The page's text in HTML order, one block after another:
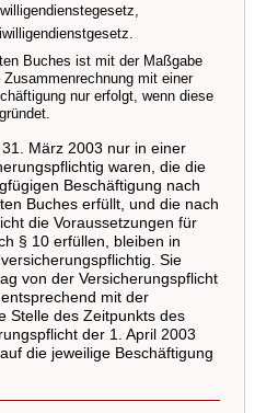
Buches ist mit der Maßgabe
mit einer
nur erfolgt, wenn diese
März 2003 nur in einer
waren, die die
Beschäftigung nach
Buches erfüllt, und die nach
die Voraussetzungen für
§ 10 erfüllen, bleiben in
Sie
von der Versicherungspflicht
mit der
Stelle des Zeitpunkts des
der 1. April 2003
die jeweilige Beschäftigung